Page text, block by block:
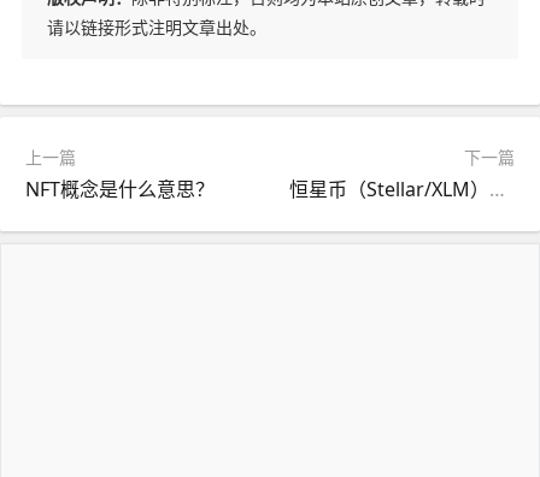
请以链接形式注明文章出处。
上一篇
NFT概念是什么意思？
下一篇
恒星币（Stellar/XLM）是什么？